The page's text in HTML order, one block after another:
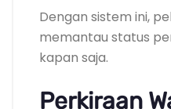
Dengan sistem ini,
memantau status
kapan saja.
Perkiraan